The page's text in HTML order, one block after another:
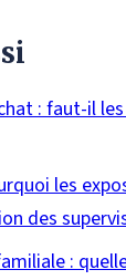
: faut-il
les
des
: